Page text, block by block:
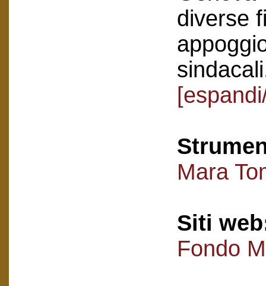
diverse
Mara
Siti
Fondo